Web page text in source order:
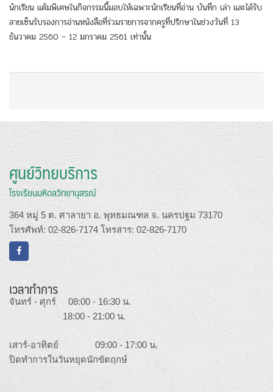
นักเรียน แต้มพิเศษในกิจกรรมนี้มอบให้เฉพาะนักเรียนที่อ่าน บันทึก เล่า และได้รับ
ลายเซ็นรับรองการอ่านหนังสือที่ร่วมรายการจากครูที่ปรึกษาในช่วงวันที่ 13
ธันวาคม 2560 – 12 มกราคม 2561 เท่านั้น
ศูนย์วิทยบริการ
โรงเรียนมหิดลวิทยานุสรณ์
364 หมู่ 5 ต. ศาลายา อ. พุทธมณฑล จ. นครปฐม 73170
โทรศัพท์: 02-826-7174 โทรสาร: 02-826-7170
เวลาทำการ
จันทร์ - ศุกร์ 08:00 - 16:30 น.
18:00 - 21:00 น.
เสาร์-อาทิตย์ 09:00 - 17:00 น.
ปิดทำการในวันหยุดนักขัตฤกษ์